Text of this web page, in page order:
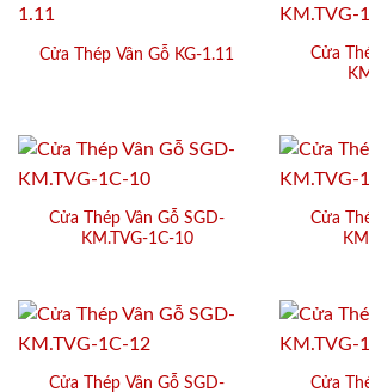
Cửa Thép Vân Gỗ KG-1.11
Cửa
Cửa Thép Vân Gỗ SGD-
KM.TVG-1C-10
Cửa
Cửa Thép Vân Gỗ SGD-
Cửa